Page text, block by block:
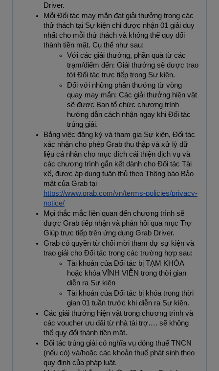
Driver.
Mỗi Đối tác may mắn đạt giải thưởng trong các
thử thách tại Sự kiện chỉ được nhận 01 giải duy
nhất cho mỗi thử thách và không thể quy đổi
thành tiền mặt. Cụ thể như sau:
Với các giải thưởng, phần quà từ các
trạm/điểm đến: Giải thưởng sẽ được trao
tới Đối tác trực tiếp trong Sự kiện.
Đối với những phần thưởng từ vòng
quay may mắn: Các giải thưởng hiện vật
sẽ được Ban tổ chức chương trình
hướng dẫn cách nhận ngay khi Đối tác
trúng giải.
Bằng việc đăng ký và tham gia Sự kiện, Đối tác
xác nhận cho phép Grab thu thập và xử lý dữ
liệu cá nhân cho mục đích cải thiện dịch vụ và
các chương trình gắn kết dành cho Đối tác Tài
xế, được áp dụng tuân thủ theo Thông báo Bảo
https://www.grab.com/vn/terms-policies/privacy-
notice/
Mọi thắc mắc liên quan đến chương trình sẽ
được Grab tiếp nhận và phản hồi qua mục Trợ
Giúp trực tiếp trên ứng dụng Grab Driver.
Grab có quyền từ chối mời tham dự sự kiện và
trao giải cho Đối tác trong các trường hợp sau:
Tài khoản của Đối tác bị TẠM KHÓA
hoặc khóa VĨNH VIỄN trong thời gian
diễn ra Sự kiện
Tài khoản của Đối tác bị khóa trong thời
gian 01 tuần trước khi diễn ra Sự kiện.
Các giải thưởng hiện vật trong chương trình và
các voucher ưu đãi từ nhà tài trợ…. sẽ không
thể quy đổi thành tiền mặt.
Đối tác trúng giải có nghĩa vụ đóng thuế TNCN
(nếu có) và/hoặc các khoản thuế phát sinh theo
quy định của pháp luật.